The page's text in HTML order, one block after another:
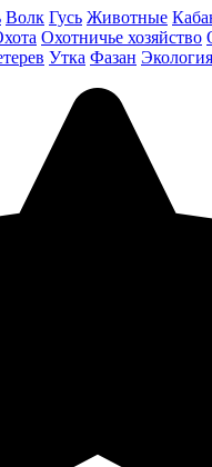
Волк Гусь Животные
Охотничье хозяйство
Утка Фазан Экология